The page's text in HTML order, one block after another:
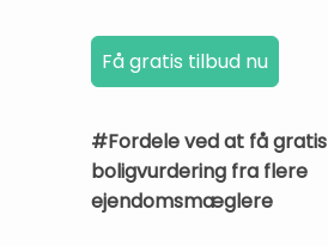
#Fordele ved at få gratis
boligvurdering fra flere
ejendomsmæglere